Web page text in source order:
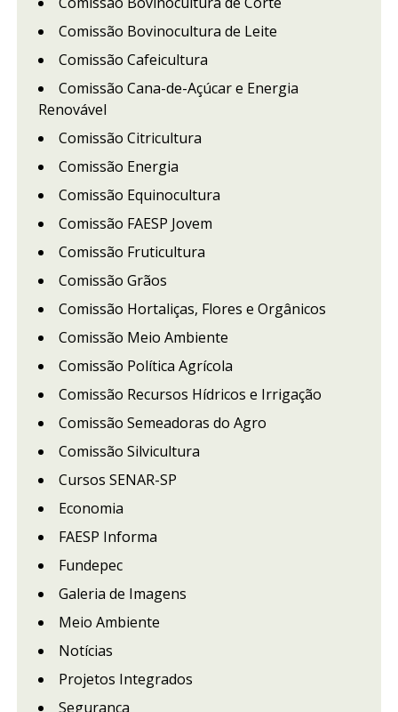
Comissão Bovinocultura de Leite
Comissão Cafeicultura
Comissão Cana-de-Açúcar e Energia
Renovável
Comissão Citricultura
Comissão Energia
Comissão Equinocultura
Comissão FAESP Jovem
Comissão Fruticultura
Comissão Grãos
Comissão Hortaliças, Flores e Orgânicos
Comissão Meio Ambiente
Comissão Política Agrícola
Comissão Recursos Hídricos e Irrigação
Comissão Semeadoras do Agro
Comissão Silvicultura
Cursos SENAR-SP
Economia
FAESP Informa
Fundepec
Galeria de Imagens
Meio Ambiente
Notícias
Projetos Integrados
Segurança